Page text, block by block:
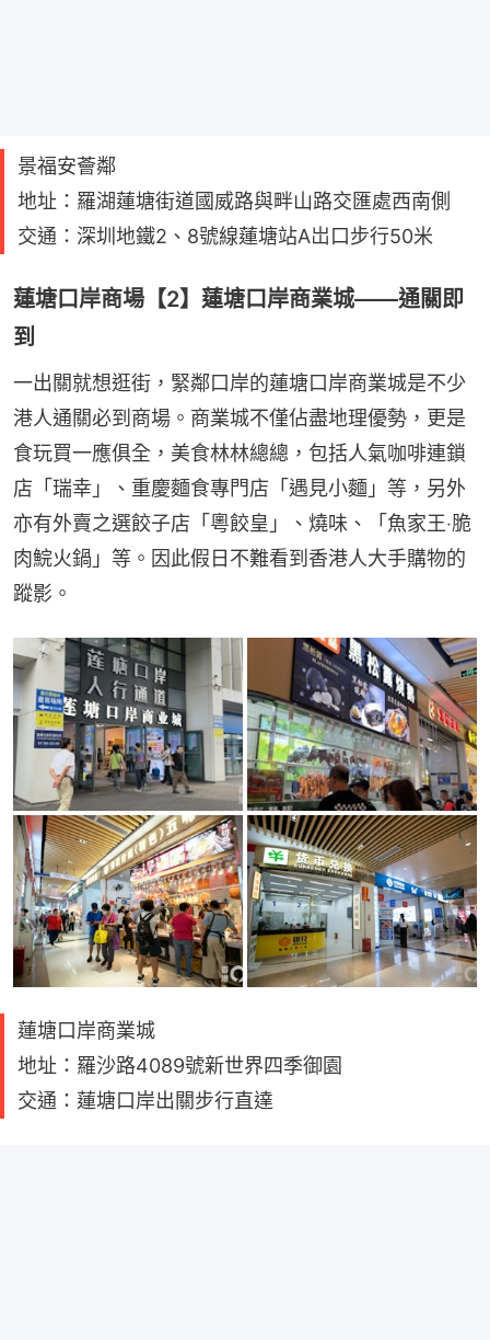
景福安薈鄰
地址：羅湖蓮塘街道國威路與畔山路交匯處西南側
交通：深圳地鐵2、8號線蓮塘站A岀口步行50米
蓮塘口岸商場【2】蓮塘口岸商業城——通關即
到
一出關就想逛街，緊鄰口岸的蓮塘口岸商業城是不少
港人通關必到商場。商業城不僅佔盡地理優勢，更是
食玩買一應俱全，美食林林總總，包括人氣咖啡連鎖
店「瑞幸」、重慶麵食專門店「遇見小麵」等，另外
亦有外賣之選餃子店「粵餃皇」、燒味、「魚家王‧脆
肉鯇火鍋」等。因此假日不難看到香港人大手購物的
蹤影。
蓮塘口岸商業城
地址：羅沙路4089號新世界四季御園
交通：蓮塘口岸出關步行直達